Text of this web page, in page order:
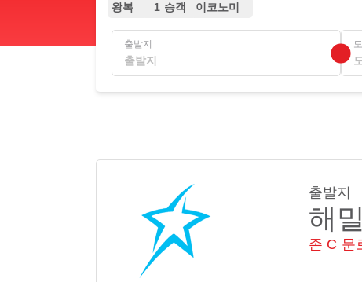
왕복 1 승객 이코노미
출발지
출발지
해
존 C 문